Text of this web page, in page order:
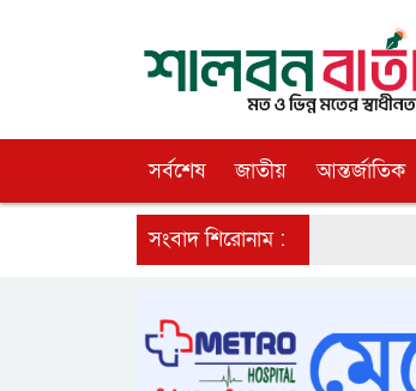
সর্বশেষ জাতীয় আন্তর্জাতিক
সংবাদ শিরোনাম :